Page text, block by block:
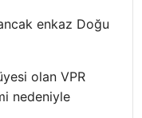
enkaz Doğu
olan VPR
nedeniyle